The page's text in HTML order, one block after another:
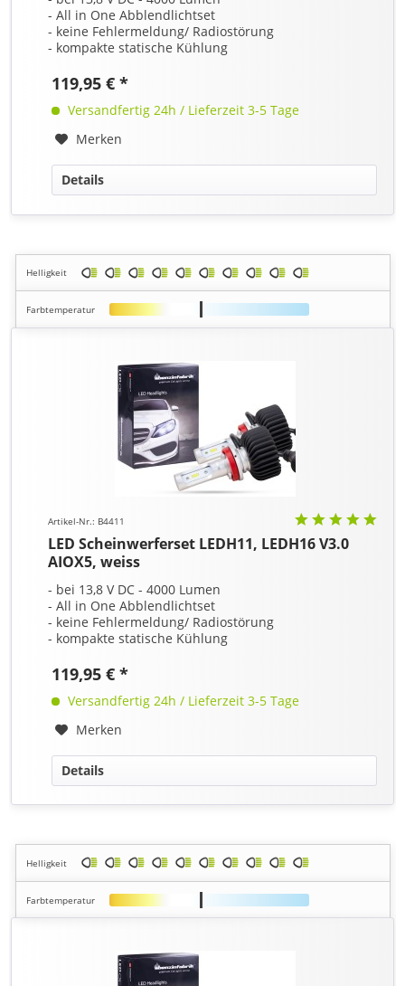
- All in One Abblendlichtset
- keine Fehlermeldung/ Radiostörung
- kompakte statische Kühlung
119,95 € *
Versandfertig 24h / Lieferzeit 3-5 Tage
Merken
Details
Helligkeit
Farbtemperatur
Artikel-Nr.: B4411
LED Scheinwerferset LEDH11, LEDH16 V3.0
AIOX5, weiss
- bei 13,8 V DC - 4000 Lumen
- All in One Abblendlichtset
- keine Fehlermeldung/ Radiostörung
- kompakte statische Kühlung
119,95 € *
Versandfertig 24h / Lieferzeit 3-5 Tage
Merken
Details
Helligkeit
Farbtemperatur